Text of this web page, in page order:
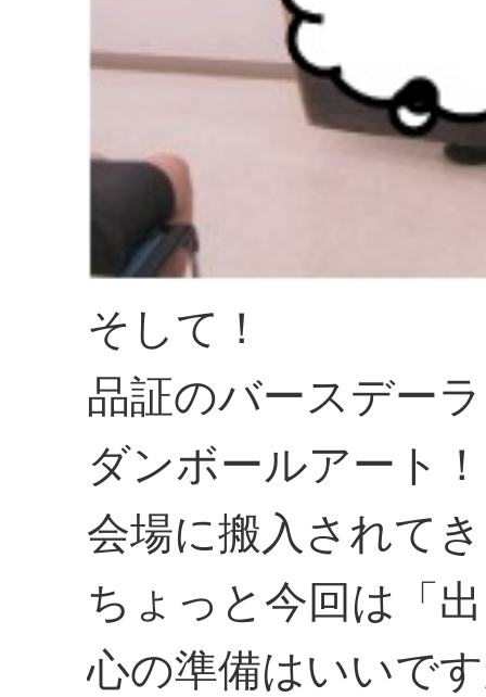
そして！
品証のバースデー
ダンボールアート！
会場に搬入されて
ちょっと今回は「
心の準備はいいで